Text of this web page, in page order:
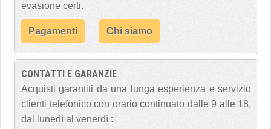
evasione certi.
Pagamenti Chi siamo
CONTATTI E GARANZIE
Acquisti garantiti da una lunga esperienza e servizio
clienti telefonico con orario continuato dalle 9 alle 18,
dal lunedì al venerdì :